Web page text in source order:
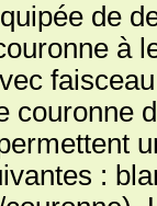
de
à
couronne
: